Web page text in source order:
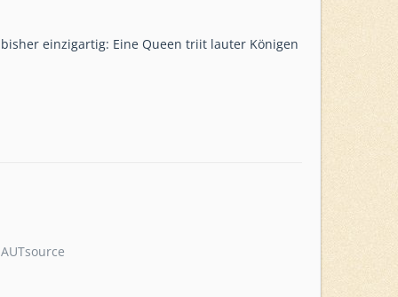
einzigartig: Eine Queen triit lauter Königen